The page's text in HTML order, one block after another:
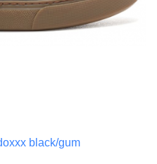
black/gum